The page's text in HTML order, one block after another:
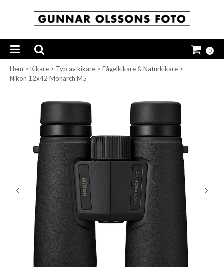
0
Hem > Kikare > Typ av kikare > Fågelkikare & Naturkikare >
Nikon 12x42 Monarch M5